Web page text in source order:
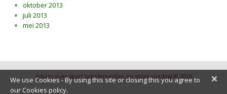
oktober 2013
juli 2013
mei 2013
Advies over sport supplementen en sport voeding © 2026 ×
We use Cookies - By using this site or closing this you agree to
our Cookies policy.